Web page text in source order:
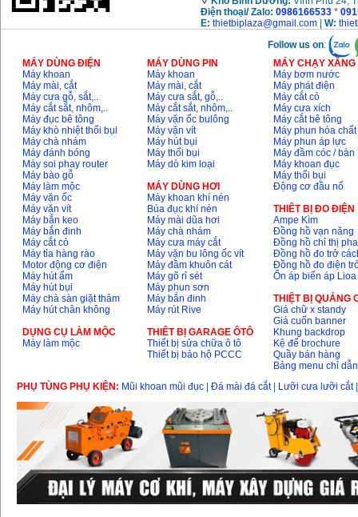
xăng Stihl MS661
Máy cắt góc đa năng
Makita LS1019L
(1510W)
Giá: 14068000
Bộ máy khoan 100
chi tiết Bosch GSB
13RE (650W)
Giá:
Máy khoan Bosch
GSB 16RE (750W)
Giá: 1850000
Động cơ xăng Honda
GX160 (5.5HP)
Giá:7200000
Giá:1296000VND
Điện thoại/ Zalo: 0986166533 *
E: thietbiplaza@gmail.com W:
Follow us on:
MÁY DÙNG ĐIỆN
Máy khoan
Máy mài, cắt
Máy cưa gỗ, sắt,..
Máy cắt sắt, nhôm,..
Máy đục bê tông
Máy khò nhiệt thổi bụi
Máy chà nhám
Máy đánh bóng
Máy soi phay router
Máy bào gỗ
Máy làm mộc
Máy vặn ốc
Máy vặn vít
Máy bắn keo
Máy bắn đinh
Máy cắt cỏ
Máy tỉa hàng rào
Motor động cơ điện
Máy hút ẩm
Máy hút bụi
Máy chà sàn giặt thảm
Máy hút chân không
DỤNG CỤ LÀM MỘC
Máy làm mộc
MÁY DÙNG PIN
Máy khoan
Máy mài, cắt
Máy cưa sắt, gỗ,..
Máy cắt sắt, nhôm,..
Máy vặn ốc bulông
Máy vặn vít
Máy hút bụi
Máy thổi bụi
Máy dò kim loại
MÁY DÙNG HƠI
Máy khoan khí nén
Búa đục khí nén
Máy mài dũa hơi
Máy chà nhám
Máy cưa máy cắt
Máy vặn bu lông ốc vít
Máy đầm khuôn cát
Máy gõ rỉ sét
Máy phun sơn
Máy bắn đinh
Máy rút Rive
THIÊT BỊ GARAGE ÔTÔ
Thiết bị sửa chữa ô tô
Thiết bị bảo hộ PCCC
MÁY CHẠY
Máy bơm nước
Máy phát điện
Máy cắt cỏ
Máy cưa xích
Máy cắt bê tông
Máy phun hóa chất
Máy phun áp lực
Máy đầm cóc / bàn
Máy khoan đục
Máy thổi bụi
Động cơ đầu nổ
THIÊT BỊ ĐO ĐIỆN
Ampe Kìm
Đồng hồ vạn năng
Đồng hồ chỉ thị pha
Đồng hồ đo trở
Đồng hồ đo điện
Ổn áp biến áp Lioa
THIỆT BỊ QUẢNG
Giá chữ x standy
Giá cuốn banner
Khung backdrop
Kệ để brochure
Quầy bán hàng
Bảng menu chỉ dẫn
PHỤ TÙNG PHỤ KIỆN: Mũi khoan mũi đục Đá mài đá cắt| Lưỡi cưa lưỡi cắt